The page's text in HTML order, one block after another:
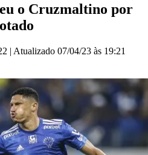
o Cruzmaltino por
| Atualizado 07/04/23 às 19:21